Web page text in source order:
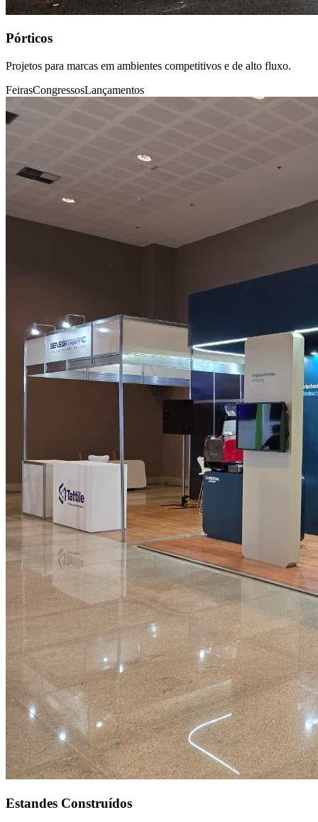
Pórticos
Projetos para marcas em ambientes competitivos e de alto fluxo.
FeirasCongressosLançamentos
Estandes Construídos